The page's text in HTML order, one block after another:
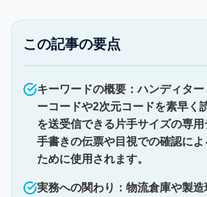
この記事の要点
キーワードの概要：ハンディタ
ーコードや2次元コードを素早く
を送受信できる片手サイズの専用
手書きの伝票や目視での確認に
ために使用されます。
実務への関わり：物流倉庫や製造